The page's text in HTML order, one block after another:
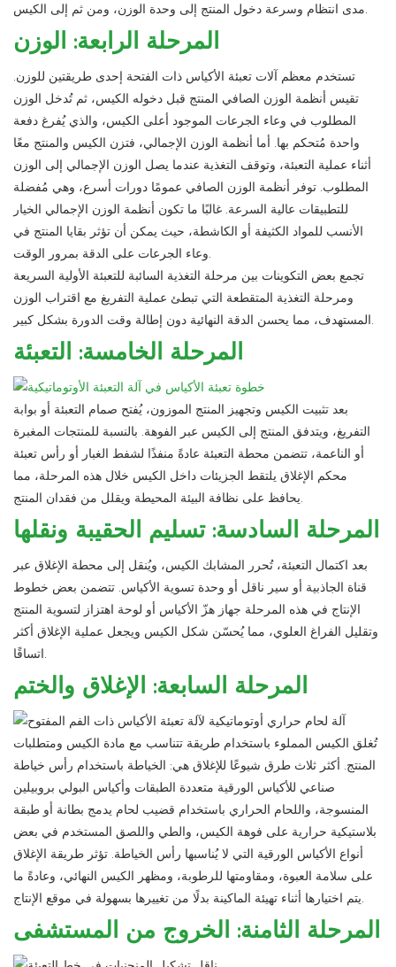
مدى انتظام وسرعة دخول المنتج إلى وحدة الوزن، ومن ثم إلى الكيس.
المرحلة الرابعة: الوزن
تستخدم معظم آلات تعبئة الأكياس ذات الفتحة إحدى طريقتين للوزن.
تقيس أنظمة الوزن الصافي المنتج قبل دخوله الكيس، ثم تُدخل الوزن
المطلوب في وعاء الجرعات الموجود أعلى الكيس، والذي يُفرغ دفعة
واحدة مُتحكم بها. أما أنظمة الوزن الإجمالي، فتزن الكيس والمنتج معًا
أثناء عملية التعبئة، وتوقف التغذية عندما يصل الوزن الإجمالي إلى الوزن
المطلوب. توفر أنظمة الوزن الصافي عمومًا دورات أسرع، وهي مُفضلة
للتطبيقات عالية السرعة. غالبًا ما تكون أنظمة الوزن الإجمالي الخيار
الأنسب للمواد الكثيفة أو الكاشطة، حيث يمكن أن تؤثر بقايا المنتج في
وعاء الجرعات على الدقة بمرور الوقت.
تجمع بعض التكوينات بين مرحلة التغذية السائبة للتعبئة الأولية السريعة
ومرحلة التغذية المتقطعة التي تبطئ عملية التفريغ مع اقتراب الوزن
المستهدف، مما يحسن الدقة النهائية دون إطالة وقت الدورة بشكل كبير.
المرحلة الخامسة: التعبئة
بعد تثبيت الكيس وتجهيز المنتج الموزون، يُفتح صمام التعبئة أو بوابة
التفريغ، ويتدفق المنتج إلى الكيس عبر الفوهة. بالنسبة للمنتجات المغبرة
أو الناعمة، تتضمن محطة التعبئة عادةً منفذًا لشفط الغبار أو رأس تعبئة
محكم الإغلاق يلتقط الجزيئات داخل الكيس خلال هذه المرحلة، مما
يحافظ على نظافة البيئة المحيطة ويقلل من فقدان المنتج.
المرحلة السادسة: تسليم الحقيبة ونقلها
بعد اكتمال التعبئة، تُحرر المشابك الكيس، ويُنقل إلى محطة الإغلاق عبر
قناة الجاذبية أو سير ناقل أو وحدة تسوية الأكياس. تتضمن بعض خطوط
الإنتاج في هذه المرحلة جهاز هزّ الأكياس أو لوحة اهتزاز لتسوية المنتج
وتقليل الفراغ العلوي، مما يُحسّن شكل الكيس ويجعل عملية الإغلاق أكثر
اتساقًا.
المرحلة السابعة: الإغلاق والختم
تُغلق الكيس المملوء باستخدام طريقة تتناسب مع مادة الكيس ومتطلبات
المنتج. أكثر ثلاث طرق شيوعًا للإغلاق هي: الخياطة باستخدام رأس خياطة
صناعي للأكياس الورقية متعددة الطبقات وأكياس البولي بروبيلين
المنسوجة، واللحام الحراري باستخدام قضيب لحام يدمج بطانة أو طبقة
بلاستيكية حرارية على فوهة الكيس، والطي واللصق المستخدم في بعض
أنواع الأكياس الورقية التي لا يُناسبها رأس الخياطة. تؤثر طريقة الإغلاق
على سلامة العبوة، ومقاومتها للرطوبة، ومظهر الكيس النهائي، وعادةً ما
يتم اختيارها أثناء تهيئة الماكينة بدلًا من تغييرها بسهولة في موقع الإنتاج.
المرحلة الثامنة: الخروج من المستشفى